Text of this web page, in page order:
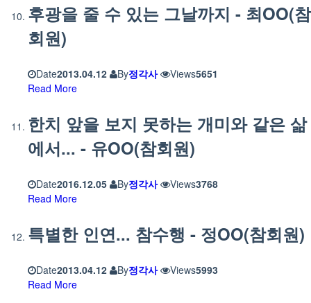
후광을 줄 수 있는 그날까지 - 최OO(참
회원)
Date2013.04.12 By정각사 Views5651
Read More
한치 앞을 보지 못하는 개미와 같은 삶
에서... - 유OO(참회원)
Date2016.12.05 By정각사 Views3768
Read More
특별한 인연... 참수행 - 정OO(참회원)
Date2013.04.12 By정각사 Views5993
Read More